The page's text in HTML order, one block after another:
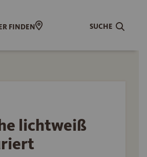
FINDEN SUCHE
lichtweiß